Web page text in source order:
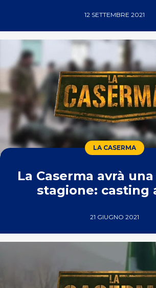
12 SETTEMBRE 2021
LA CASERMA
La Caserma avrà
stagione: casting
21 GIUGNO 2021